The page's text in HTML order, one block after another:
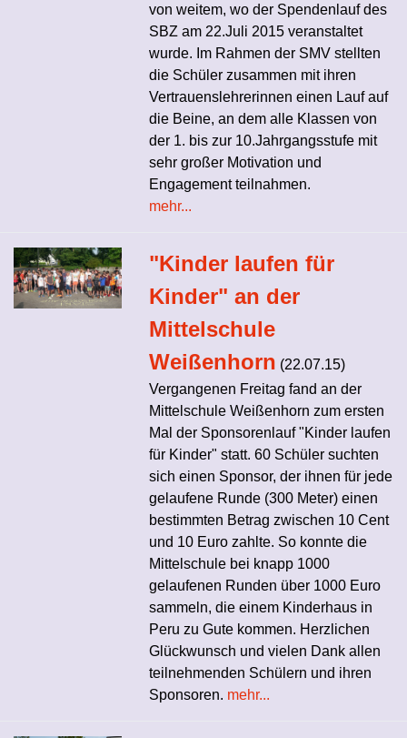
von weitem, wo der Spendenlauf des
SBZ am 22.Juli 2015 veranstaltet
wurde. Im Rahmen der SMV stellten
die Schüler zusammen mit ihren
Vertrauenslehrerinnen einen Lauf auf
die Beine, an dem alle Klassen von
der 1. bis zur 10.Jahrgangsstufe mit
sehr großer Motivation und
Engagement teilnahmen.
mehr...
"Kinder laufen für
Kinder" an der
Mittelschule
Weißenhorn (22.07.15)
Vergangenen Freitag fand an der
Mittelschule Weißenhorn zum ersten
Mal der Sponsorenlauf "Kinder laufen
für Kinder" statt. 60 Schüler suchten
sich einen Sponsor, der ihnen für jede
gelaufene Runde (300 Meter) einen
bestimmten Betrag zwischen 10 Cent
und 10 Euro zahlte. So konnte die
Mittelschule bei knapp 1000
gelaufenen Runden über 1000 Euro
sammeln, die einem Kinderhaus in
Peru zu Gute kommen. Herzlichen
Glückwunsch und vielen Dank allen
teilnehmenden Schülern und ihren
Sponsoren. mehr...